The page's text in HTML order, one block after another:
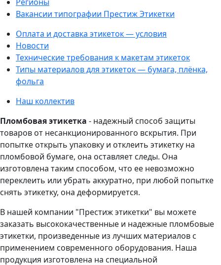
Регионы
Вакансии типографии Престиж Этикетки
Оплата и доставка этикеток — условия
Новости
Технические требования к макетам этикеток
Типы материалов для этикеток — бумага, плёнка,
фольга
Наш коллектив
Пломбовая этикетка - надежный способ защиты
товаров от несанкционированного вскрытия. При
попытке открыть упаковку и отклеить этикетку на
пломбовой бумаге, она оставляет следы. Она
изготовлена таким способом, что ее невозможно
переклеить или убрать аккуратно, при любой попытке
снять этикетку, она деформируется.
В нашей компании "Престиж этикетки" вы можете
заказать высококачественные и надежные пломбовые
этикетки, произведенные из лучших материалов с
применением современного оборудования. Наша
продукция изготовлена на специальной